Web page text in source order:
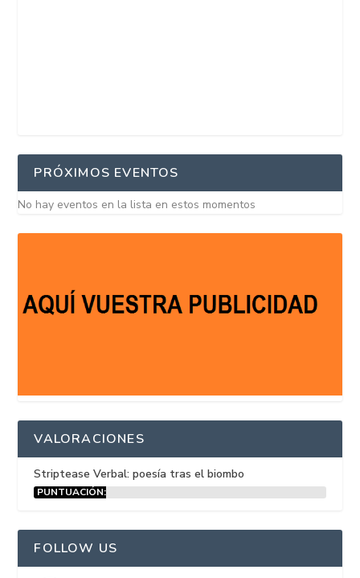
PRÓXIMOS EVENTOS
No hay eventos en la lista en estos momentos
VALORACIONES
Striptease Verbal: poesía tras el biombo
PUNTUACIÓN:
FOLLOW US